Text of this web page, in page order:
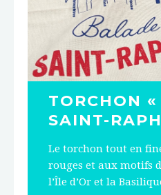
TORCHON
SAINT-
Le torchon tout en
rouges et aux motifs
l’Île d’Or et la